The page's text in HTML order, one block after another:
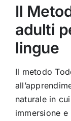
Il
adulti
lingue
Il metodo
naturale in
immersione